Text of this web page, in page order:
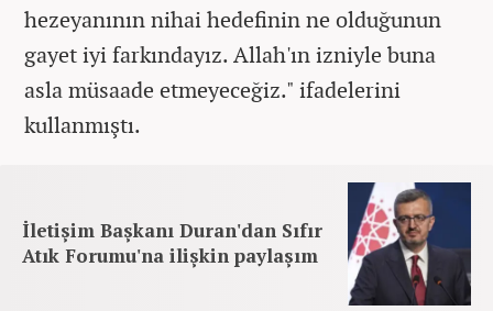
hezeyanının nihai hedefinin ne olduğunun
gayet iyi farkındayız. Allah'ın izniyle buna
asla müsaade etmeyeceğiz." ifadelerini
kullanmıştı.
İletişim Başkanı Duran'dan Sıfır
Atık Forumu'na ilişkin paylaşım